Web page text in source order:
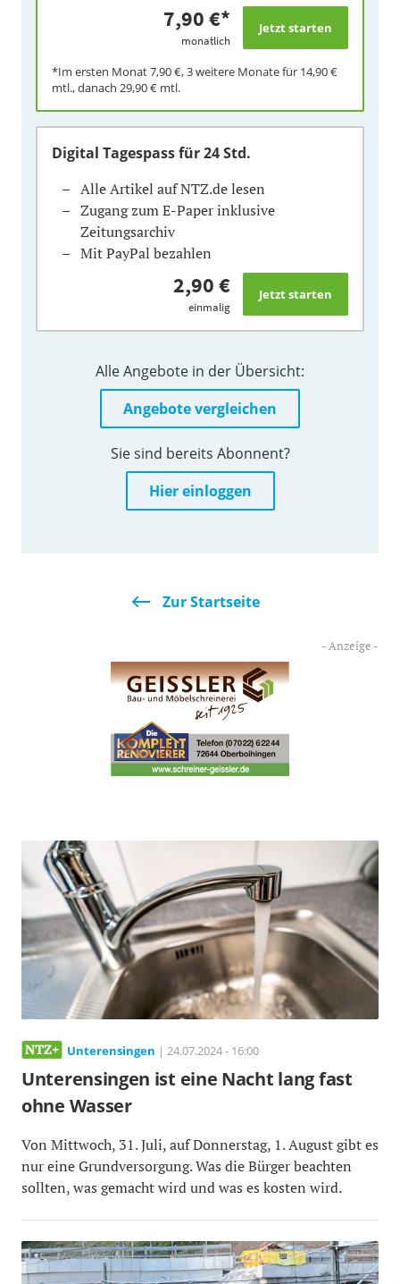
7,90 €*
monatlich
*Im ersten Monat7,90 €, 3 weitere Monate für 14,90 €
mtl., danach 29,90 € mtl.
Digital Tagespassfür 24 Std.
Alle Artikel auf NTZ.de lesen
Zugang zum E-Paper inklusive
Zeitungsarchiv
Mit PayPal bezahlen
2,90 €
einmalig
Alle Angebote in der Übersicht:
Angebote vergleichen
Sie sind bereits Abonnent?
Hier einloggen
Zur Startseite
Unterensingen | 24.07.2024 - 16:00
Unterensingen ist eine Nacht lang fast
ohne Wasser
Von Mittwoch, 31. Juli, auf Donnerstag, 1. August gibt es
nur eine Grundversorgung. Was die Bürger beachten
sollten, was gemacht wird und was es kosten wird.